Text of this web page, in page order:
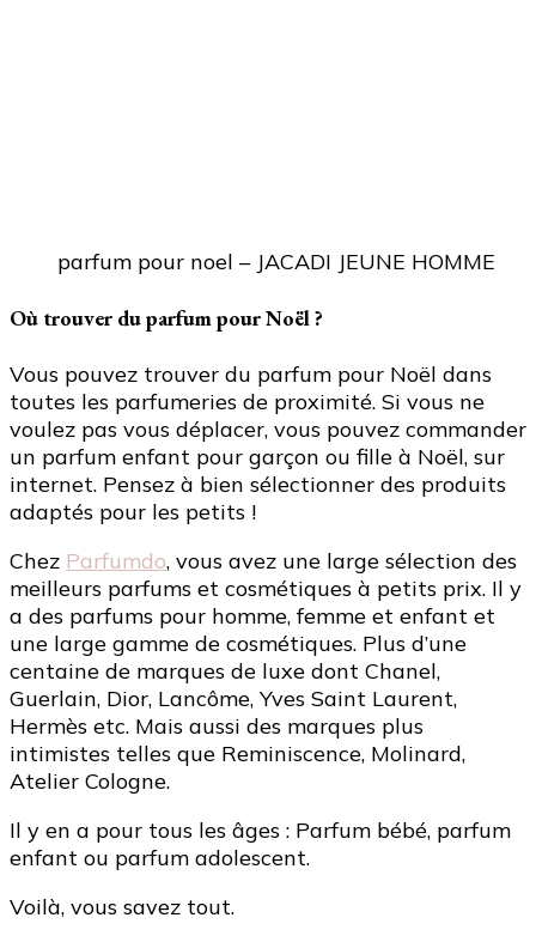
parfum pour noel – JACADI JEUNE HOMME
Où trouver du parfum pour Noël ?
Vous pouvez trouver du parfum pour Noël dans
toutes les parfumeries de proximité. Si vous ne
voulez pas vous déplacer, vous pouvez commander
un parfum enfant pour garçon ou fille à Noël, sur
internet. Pensez à bien sélectionner des produits
adaptés pour les petits !
Chez Parfumdo, vous avez une large sélection des
meilleurs parfums et cosmétiques à petits prix. Il y
a des parfums pour homme, femme et enfant et
une large gamme de cosmétiques. Plus d’une
centaine de marques de luxe dont Chanel,
Guerlain, Dior, Lancôme, Yves Saint Laurent,
Hermès etc. Mais aussi des marques plus
intimistes telles que Reminiscence, Molinard,
Atelier Cologne.
Il y en a pour tous les âges : Parfum bébé, parfum
enfant ou parfum adolescent.
Voilà, vous savez tout.